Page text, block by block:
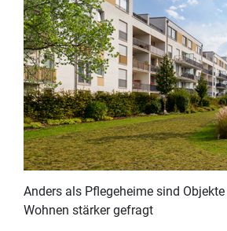
Anders als Pflegeheime sind
Wohnen stärker gefragt